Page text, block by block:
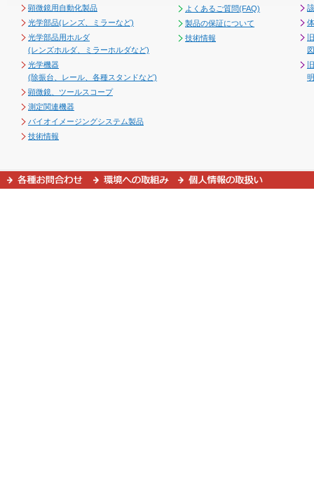
顕微鏡用自動化製品
光学部品(レンズ、ミラーなど)
光学部品用ホルダ
(レンズホルダ、ミラーホルダなど)
光学機器
(除振台、レール、各種スタンドなど)
顕微鏡、ツールスコープ
測定関連機器
バイオイメージングシステム製品
技術情報
よくあるご質問(FAQ)
製品の保証について
技術情報